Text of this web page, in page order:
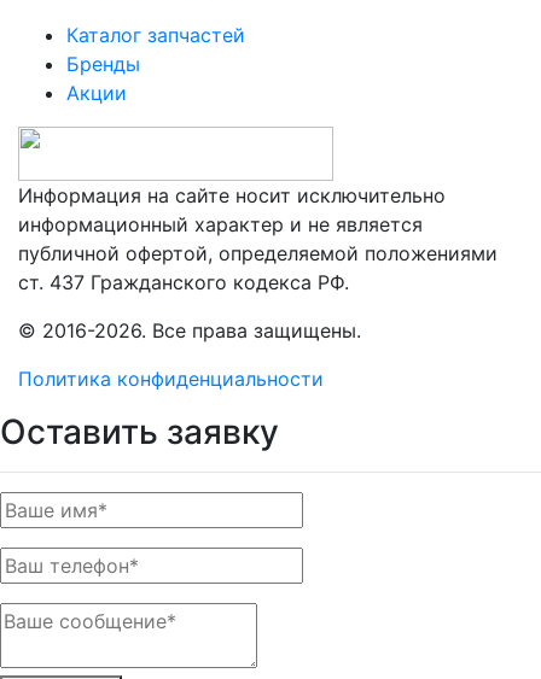
Информация на сайте носит исключительно
информационный характер и не является
публичной офертой, определяемой положениями
ст. 437 Гражданского кодекса РФ.
Каталог запчастей
Бренды
Акции
© 2016-2026. Все права защищены.
Политика конфиденциальности
Оставить заявку